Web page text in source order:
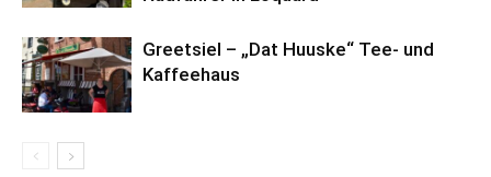
Greetsiel – „Dat Huuske“ Tee- und
Kaffeehaus